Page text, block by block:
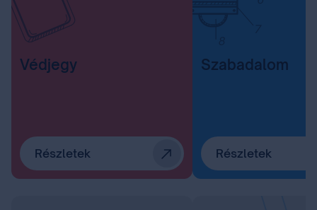
Védjegy
Részletek
Szabadalom
Részletek